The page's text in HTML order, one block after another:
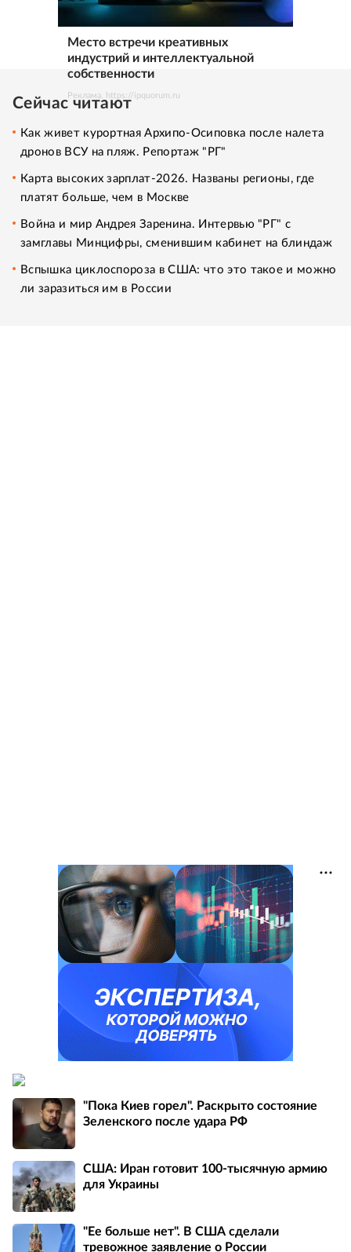
Место встречи креативных
индустрий и интеллектуальной
собственности
Реклама. https://ipquorum.ru
Сейчас читают
Как живет курортная Архипо-Осиповка после налета
дронов ВСУ на пляж. Репортаж "РГ"
Карта высоких зарплат-2026. Названы регионы, где
платят больше, чем в Москве
Война и мир Андрея Заренина. Интервью "РГ" с
замглавы Минцифры, сменившим кабинет на блиндаж
Вспышка циклоспороза в США: что это такое и можно
ли заразиться им в России
"Пока Киев горел". Раскрыто состояние
Зеленского после удара РФ
США: Иран готовит 100-тысячную армию
для Украины
"Ее больше нет". В США сделали
тревожное заявление о России